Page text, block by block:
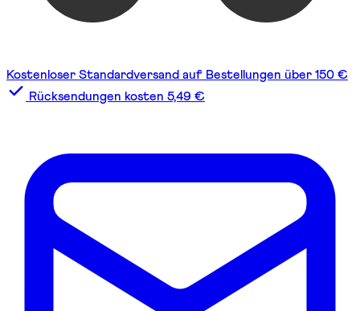
Kostenloser Standardversand auf Bestellungen über 150 €
Rücksendungen kosten 5,49 €